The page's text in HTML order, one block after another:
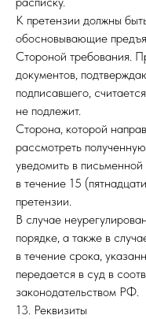
К претензии должны
обосновывающие
Стороной требования.
документов,
подписавшего,
не подлежит.
Сторона, которой
рассмотреть
уведомить в
в течение 15
претензии.
В случае
порядке, а также в
в течение срока,
передается в суд в
законодательством РФ.
13. Реквизиты